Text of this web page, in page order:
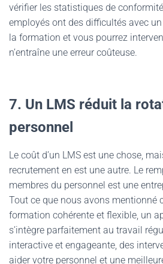
vérifier les statistiques de
employés ont des difficultés avec
la formation et vous pourrez
n’entraîne une erreur coûteuse.
7. Un LMS réduit la
personnel
Le coût d’un LMS est une chose,
recrutement en est une autre. Le
membres du personnel est une
Tout ce que nous avons mentionné
formation cohérente et flexible, un
s’intègre parfaitement au travail
interactive et engageante, des
aider votre personnel et une